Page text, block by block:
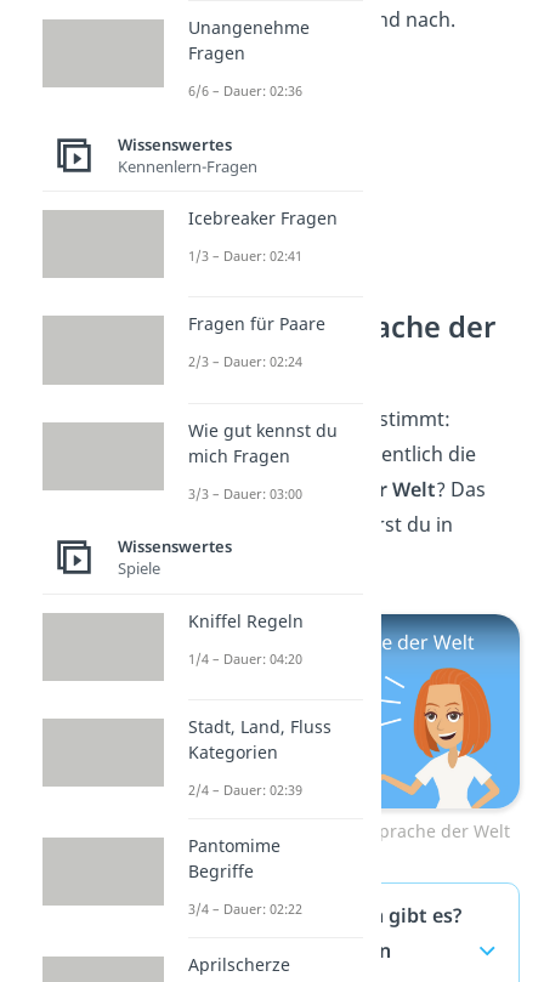
Sprachen aber nach und nach.
Schwerste Sprache der
Welt
Du fragst dich jetzt bestimmt:
Welche Sprache ist eigentlich die
schwerste Sprache der Welt? Das
und vieles mehr erfährst du in
unserem
Zum Video: Schwerste Sprache der Welt
Wie viele Sprachen gibt es?
— häufigste Fragen
Unangenehme
Fragen
6/6 – Dauer: 02:36
Wissenswertes
Kennenlern-Fragen
Icebreaker Fragen
1/3 – Dauer: 02:41
Fragen für Paare
2/3 – Dauer: 02:24
Wie gut kennst du
mich Fragen
3/3 – Dauer: 03:00
Wissenswertes
Spiele
Kniffel Regeln
1/4 – Dauer: 04:20
Stadt, Land, Fluss
Kategorien
2/4 – Dauer: 02:39
Pantomime
Begriffe
3/4 – Dauer: 02:22
Aprilscherze